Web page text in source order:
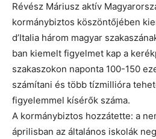
Révész Máriusz aktív
kormánybiztos köszöntőjében
d’Italia három magyar
ban kiemelt figyelmet kap a
szakaszokon naponta 100-150
számítani és több tízmillióra
figyelemmel kísérők száma.
A kormánybiztos hozzátette: a
áprilisban az általános iskolák